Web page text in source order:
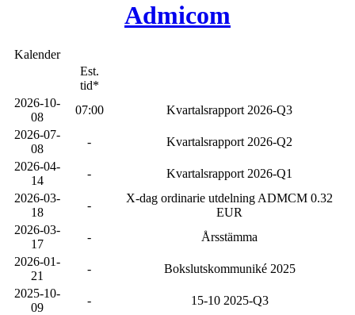
Admicom
Kalender
Est.
tid*
2026-10-
08
07:00
Kvartalsrapport 2026-Q3
2026-07-
08
-
Kvartalsrapport 2026-Q2
2026-04-
14
-
Kvartalsrapport 2026-Q1
2026-03-
18
-
X-dag ordinarie utdelning ADMCM 0.32
EUR
2026-03-
17
-
Årsstämma
2026-01-
21
-
Bokslutskommuniké 2025
2025-10-
09
-
15-10 2025-Q3